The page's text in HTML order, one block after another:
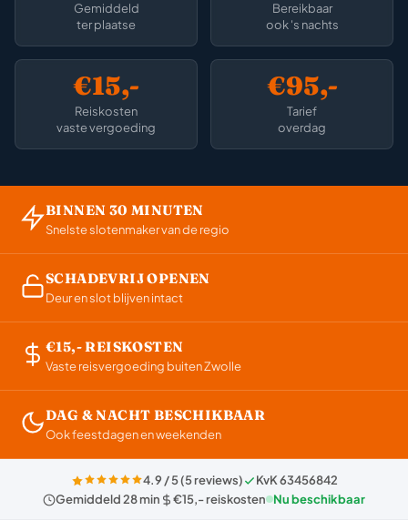
Gemiddeld
ter plaatse
Bereikbaar
ook 's nachts
€15,-
Reiskosten
vaste vergoeding
€95,-
Tarief
overdag
BINNEN 30 MINUTEN
Snelste slotenmaker van de regio
SCHADEVRIJ OPENEN
Deur en slot blijven intact
€15,- REISKOSTEN
Vaste reisvergoeding buiten Zwolle
DAG & NACHT BESCHIKBAAR
Ook feestdagen en weekenden
4.9 / 5 (5 reviews)
KvK 63456842
Gemiddeld 28 min
€15,- reiskosten Nu beschikbaar